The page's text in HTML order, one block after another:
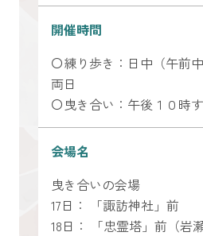
開催時間
〇練り歩き：日中（午前
両日
〇曳き合い：午後１０時
会場名
曳き合いの会場
17日： 「諏訪神社」前
18日： 「忠霊塔」前（岩